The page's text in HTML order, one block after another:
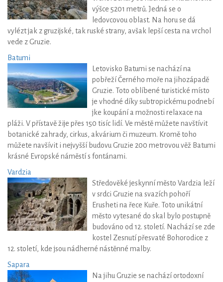
výšce 5201 metrů. Jedná se o
ledovcovou oblast. Na horu se dá
vylézt jak z gruzijské, tak ruské strany, avšak lepší cesta na vrchol
vede z Gruzie.
Batumi
Letovisko Batumi se nachází na
pobřeží Černého moře na jihozápadě
Gruzie. Toto oblíbené turistické místo
je vhodné díky subtropickému podnebí
jke koupání a možnosti relaxace na
pláži. V přístavě žije přes 150 tisíc lidí. Ve městě můžete navštívit
botanické zahrady, cirkus, akvárium či muzeum. Kromě toho
můžete navšívit i nejvyšší budovu Gruzie 200 metrovou věž Batumi
krásné Evropské náměstí s fontánami.
Vardzia
Středověké jeskynní město Vardzia leží
v srdci Gruzie na svazích pohoří
Erusheti na řece Kuře. Toto unikátní
město vytesané do skal bylo postupně
budováno od 12. století. Nachází se zde
kostel Zesnutí přesvaté Bohorodice z
12. století, kde jsou nádherné nástěnné malby.
Sapara
Na jihu Gruzie se nachází ortodoxní